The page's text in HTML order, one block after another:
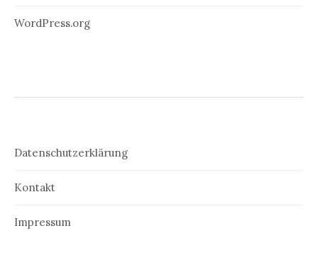
WordPress.org
Datenschutzerklärung
Kontakt
Impressum